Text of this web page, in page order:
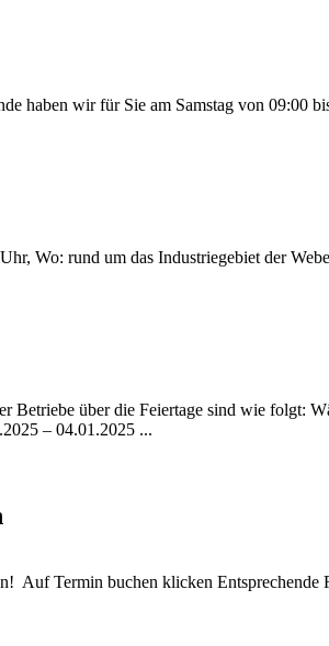
haben wir für Sie am Samstag von 09:00
Wo: rund um das Industriegebiet der
Betriebe über die Feiertage sind wie folgt:
– 04.01.2025 ...
Auf Termin buchen klicken